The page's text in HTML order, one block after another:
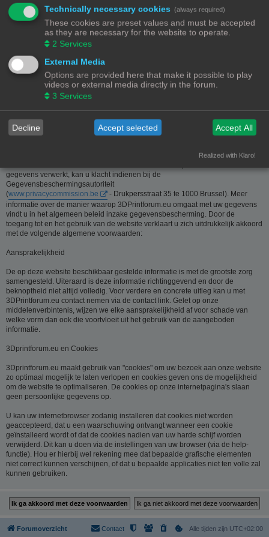
Deze website is eigendom van de beheerder van 3Dprintforum.eu
Contactgegevens:
Zie contact link
Inzamelen van informatie - Privacy en gegevensbescherming
De meeste informatie op deze website is beschikbaar zonder dat er
persoonsgegevens moeten worden verstrekt. Wanneer de gebruiker toch om
persoonlijke informatie gevraagd wordt, zal deze informatie enkel gebruikt
door 3Dprintforum.eu op basis van de contractuele relatie als gevolg van het
registreren van een account dan wel op basis van haar gerechtvaardigd
belang om diensten te verlenen en u hiervoor te contacteren. De informatie
verbeteren of wissen. Daartoe volstaat het ons contact op te nemen via de
gegevens verwerkt, kan u klacht indienen bij de
Gegevensbeschermingsautoriteit
(www.privacycommission.be
- Drukpersstraat 35 te 1000 Brussel). Meer
informatie over de manier waarop 3DPrintforum.eu omgaat met uw gegevens
vindt u in het algemeen beleid inzake gegevensbescherming. Door de
toegang tot en het gebruik van de website verklaart u zich uitdrukkelijk akkoord
met de volgende algemene voorwaarden:
Aansprakelijkheid
De op deze website beschikbaar gestelde informatie is met de grootste zorg
samengesteld. Uiteraard is deze informatie richtinggevend en door de
beknoptheid niet altijd volledig. Voor verdere en concrete uitleg kan u met
3DPrintforum.eu contact nemen via de contact link. Gelet op onze
middelenverbintenis, wijzen we elke aansprakelijkheid af voor schade van
welke vorm dan ook die voortvloeit uit het gebruik van de aangeboden
informatie.
3Dprintforum.eu en Cookies
3Dprintforum.eu maakt gebruik van "cookies" om uw bezoek aan onze website
zo optimaal mogelijk te laten verlopen en cookies geven ons de mogelijkheid
om de website te optimaliseren. De cookies op onze internetpagina's slaan
geen persoonlijke gegevens op.
U kan uw internetbrowser zodanig installeren dat cookies niet worden
geaccepteerd, dat u een waarschuwing ontvangt wanneer een cookie
geïnstalleerd wordt of dat de cookies nadien van uw harde schijf worden
verwijderd. Dit kan u doen via de instellingen van uw browser (via de help-
functie). Hou er hierbij wel rekening mee dat bepaalde grafische elementen
niet correct kunnen verschijnen, of dat u bepaalde applicaties niet ten volle zal
kunnen gebruiken.
Forumoverzicht Alle tijden zijn UTC+02:00
Contact
Technically necessary cookies (always required)
These cookies are preset values and must be accepted
as they are necessary for the website to operate.
2 Services
External Media
Options are provided here that make it possible to play
videos or external media directly in the forum.
3 Services
Decline Accept selected Accept All
Realized with Klaro!